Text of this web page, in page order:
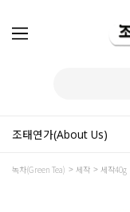
조태연가(About Us)
녹차(Green Tea) 세작 세작40g